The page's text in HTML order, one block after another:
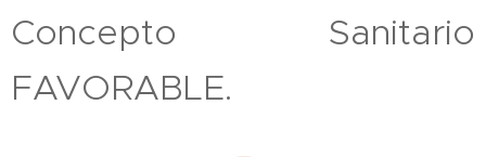
Concepto Sanitario
FAVORABLE.